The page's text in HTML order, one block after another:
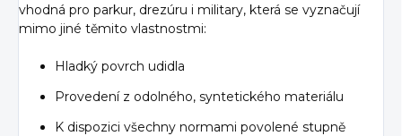
vhodná pro parkur, drezúru i military, která se vyznačují
mimo jiné těmito vlastnostmi:
Hladký povrch udidla
Provedení z odolného, syntetického materiálu
K dispozici všechny normami povolené stupně